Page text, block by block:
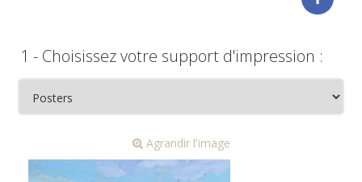
1 - Choisissez votre support d'impression :
Agrandir l'image